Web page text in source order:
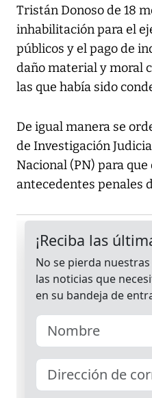
Tristán Donoso de 18
inhabilitación para el
públicos y el pago de
daño material y moral
las que había sido
De igual manera se
de Investigación
Nacional (PN) para
antecedentes penales